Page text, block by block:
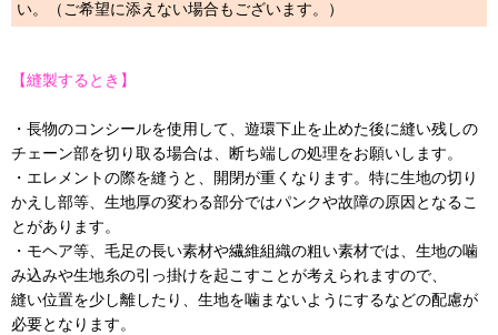
い。（ご希望に添えない場合もございます。）
【縫製するとき】
・長物のコンシールを使用して、遊環下止を止めた後に縫い残しの
チェーン部を切り取る場合は、断ち端しの処理をお願いします。
・エレメントの際を縫うと、開閉が重くなります。特に生地の切り
かえし部等、生地厚の変わる部分ではパンクや故障の原因となるこ
とがあります。
・モヘア等、毛足の長い素材や繊維組織の粗い素材では、生地の噛
み込みや生地糸の引っ掛けを起こすことが考えられますので、
縫い位置を少し離したり、生地を噛まないようにするなどの配慮が
必要となります。